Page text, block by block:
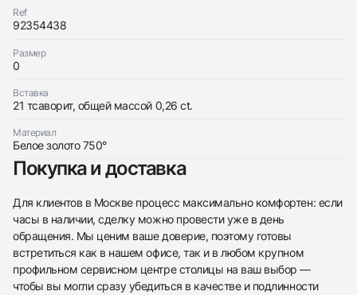
Ref
92354438
Размер
0
Вставка
21 тсаворит, общей массой 0,26 ct.
Материал
Белое золото 750°
Покупка и доставка
Для клиентов в Москве процесс максимально комфортен: если
часы в наличии, сделку можно провести уже в день
обращения. Мы ценим ваше доверие, поэтому готовы
встретиться как в нашем офисе, так и в любом крупном
профильном сервисном центре столицы на ваш выбор —
чтобы вы могли сразу убедиться в качестве и подлинности
Заказать эти часы
с вами
Jacob & Co
Securus Tsavorites Bracelet
НовыеКоробка + Документы
Оставьте ваши контактные данные и мы свяжемся
с вами
Securus Tsavorites Bracelet
Новые
$1,900
Приложите фото ваших часов…